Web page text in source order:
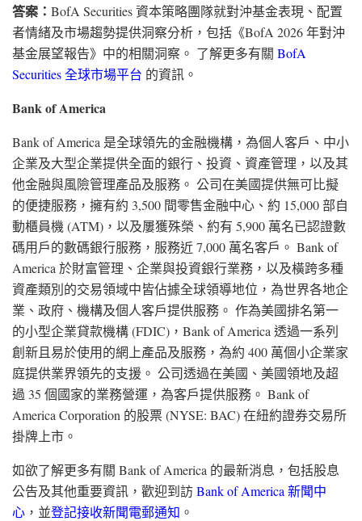
答案： BofA Securities 資本策略團隊就對沖基金表現、配置
者情緒及市場趨勢提供洞察分析，包括《BofA 2026 年對沖
基金展望報告》中的相關洞察。 了解更多有關 BofA
Securities 全球市場平台 的資訊。
Bank of America
Bank of America 是全球領先的金融機構，為個人客戶、中小
企業及大型企業提供全面的銀行、投資、資產管理，以及其
他金融與風險管理產品及服務。 公司在美國提供無可比擬
的便捷服務，擁有約 3,500 間零售金融中心、約 15,000 部自
動櫃員機 (ATM)，以及屢獲殊榮、約有 5,900 萬名已認證數
碼用戶的數碼銀行服務，服務近 7,000 萬名客戶。 Bank of
America 於財富管理、企業與投資銀行業務，以及橫跨多種
資產類別的交易領域中皆佔據全球領導地位，為世界各地企
業、政府、機構及個人客戶提供服務。 作為美國排名第一
的小型企業貸款機構 (FDIC)，Bank of America 透過一系列
創新且易於使用的網上產品及服務，為約 400 萬個小企業家
庭提供業界領先的支援。 公司透過在美國、美國領地及超
過 35 個國家的業務營運，為客戶提供服務。 Bank of
America Corporation 的股票 (NYSE: BAC) 在紐約證券交易所
掛牌上市。
如欲了解更多有關 Bank of America 的最新消息，包括股息
公告及其他重要資訊，歡迎到訪Bank of America 新聞中
心 ，並登記接收新聞電郵通知 。